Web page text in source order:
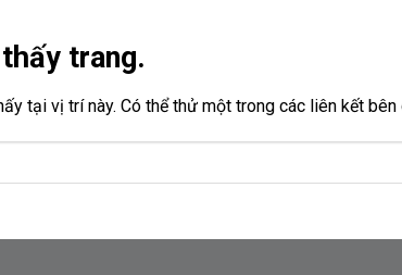
trang.
tại vị trí này. Có thể thử một trong các liên kết